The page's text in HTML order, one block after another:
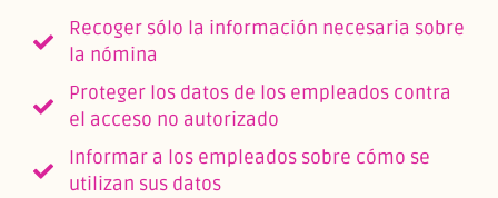
Recoger sólo la información necesaria sobre
la nómina
Proteger los datos de los empleados contra
el acceso no autorizado
Informar a los empleados sobre cómo se
utilizan sus datos